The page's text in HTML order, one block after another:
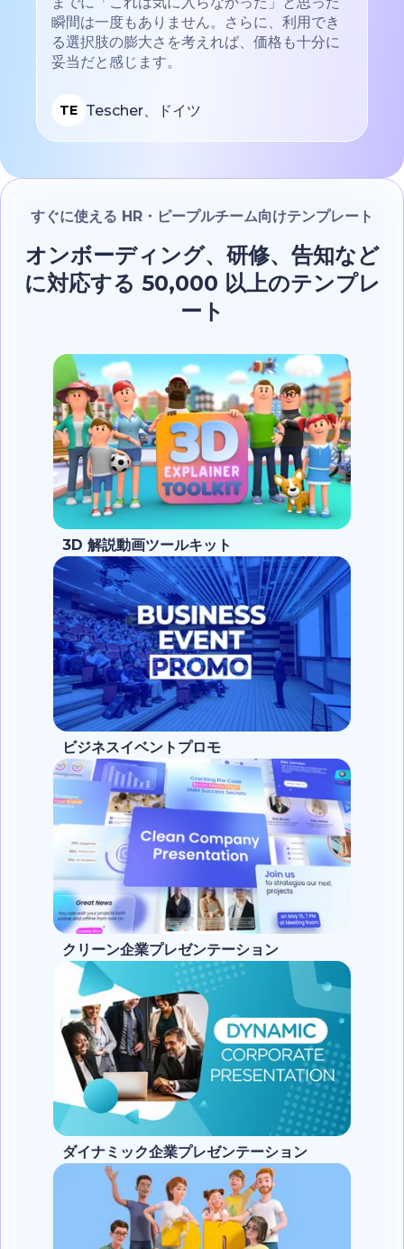
瞬間は一度もありません。さらに、利用でき
る選択肢の膨大さを考えれば、価格も十分に
妥当だと感じます。
TE Tescher、ドイツ
すぐに使える HR・ピープルチーム向けテンプレート
オンボーディング、研修、告知など
に対応する 50,000 以上のテンプレ
ート
3D 解説動画ツールキット
ビジネスイベントプロモ
クリーン企業プレゼンテーション
ダイナミック企業プレゼンテーション